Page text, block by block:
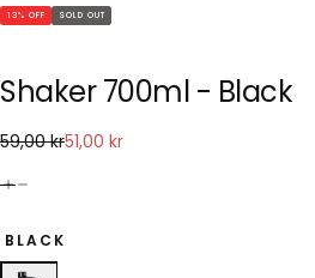
13% OFF SOLD OUT
Shaker 700ml - Black
51,00
Regular
59,00 krSale
51,00 kr
BLACK